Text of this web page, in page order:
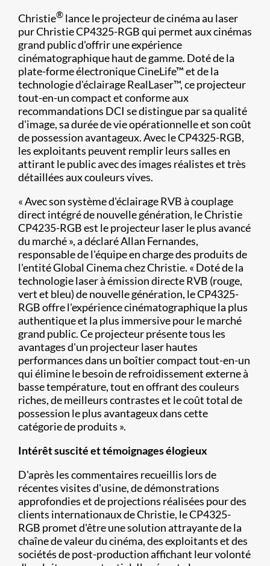
Christie® lance le projecteur de cinéma au laser
pur Christie CP4325-RGB qui permet aux cinémas
grand public d'offrir une expérience
cinématographique haut de gamme. Doté de la
plate-forme électronique CineLife™ et de la
technologie d'éclairage RealLaser™, ce projecteur
tout-en-un compact et conforme aux
recommandations DCI se distingue par sa qualité
d'image, sa durée de vie opérationnelle et son coût
de possession avantageux. Avec le CP4325-RGB,
les exploitants peuvent remplir leurs salles en
attirant le public avec des images réalistes et très
détaillées aux couleurs vives.
« Avec son système d'éclairage RVB à couplage
direct intégré de nouvelle génération, le Christie
CP4235-RGB est le projecteur laser le plus avancé
du marché », a déclaré Allan Fernandes,
responsable de l'équipe en charge des produits de
l'entité Global Cinema chez Christie. « Doté de la
technologie laser à émission directe RVB (rouge,
vert et bleu) de nouvelle génération, le CP4325-
RGB offre l'expérience cinématographique la plus
authentique et la plus immersive pour le marché
grand public. Ce projecteur présente tous les
avantages d'un projecteur laser hautes
performances dans un boîtier compact tout-en-un
qui élimine le besoin de refroidissement externe à
basse température, tout en offrant des couleurs
riches, de meilleurs contrastes et le coût total de
possession le plus avantageux dans cette
catégorie de produits ».
Intérêt suscité et témoignages élogieux
D'après les commentaires recueillis lors de
récentes visites d'usine, de démonstrations
approfondies et de projections réalisées pour des
clients internationaux de Christie, le CP4325-
RGB promet d'être une solution attrayante de la
chaîne de valeur du cinéma, des exploitants et des
sociétés de post-production affichant leur volonté